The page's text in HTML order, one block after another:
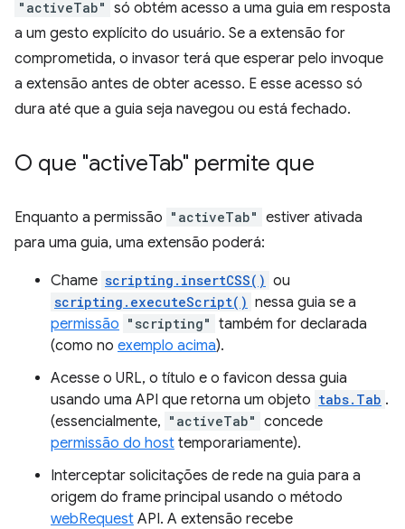
"activeTab" só obtém acesso a uma guia em resposta
a um gesto explícito do usuário. Se a extensão for
comprometida, o invasor terá que esperar pelo invoque
a extensão antes de obter acesso. E esse acesso só
dura até que a guia seja navegou ou está fechado.
O que "activeTab" permite que
Enquanto a permissão "activeTab" estiver ativada
para uma guia, uma extensão poderá:
Chame scripting.insertCSS() ou
scripting.executeScript() nessa guia se a
permissão "scripting" também for declarada
(como no exemplo acima).
Acesse o URL, o título e o favicon dessa guia
usando uma API que retorna um objeto tabs.Tab .
(essencialmente, "activeTab" concede
permissão do host temporariamente).
Interceptar solicitações de rede na guia para a
origem do frame principal usando o método
webRequest API. A extensão recebe